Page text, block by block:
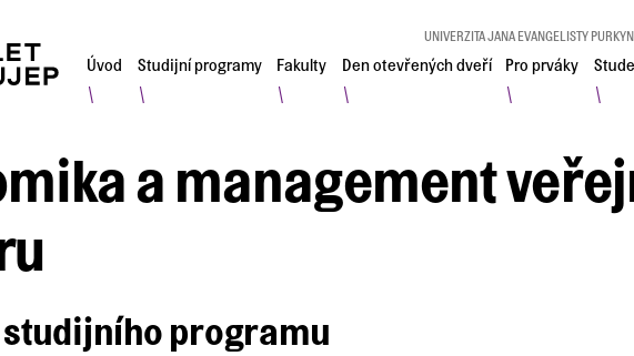
UNIVERZITA JANA EVANGELISTY
Úvod
\
Studijní programy
\
Fakulty
\
Den otevřených dveří
\
Pro prváky
\ \
a management
programu